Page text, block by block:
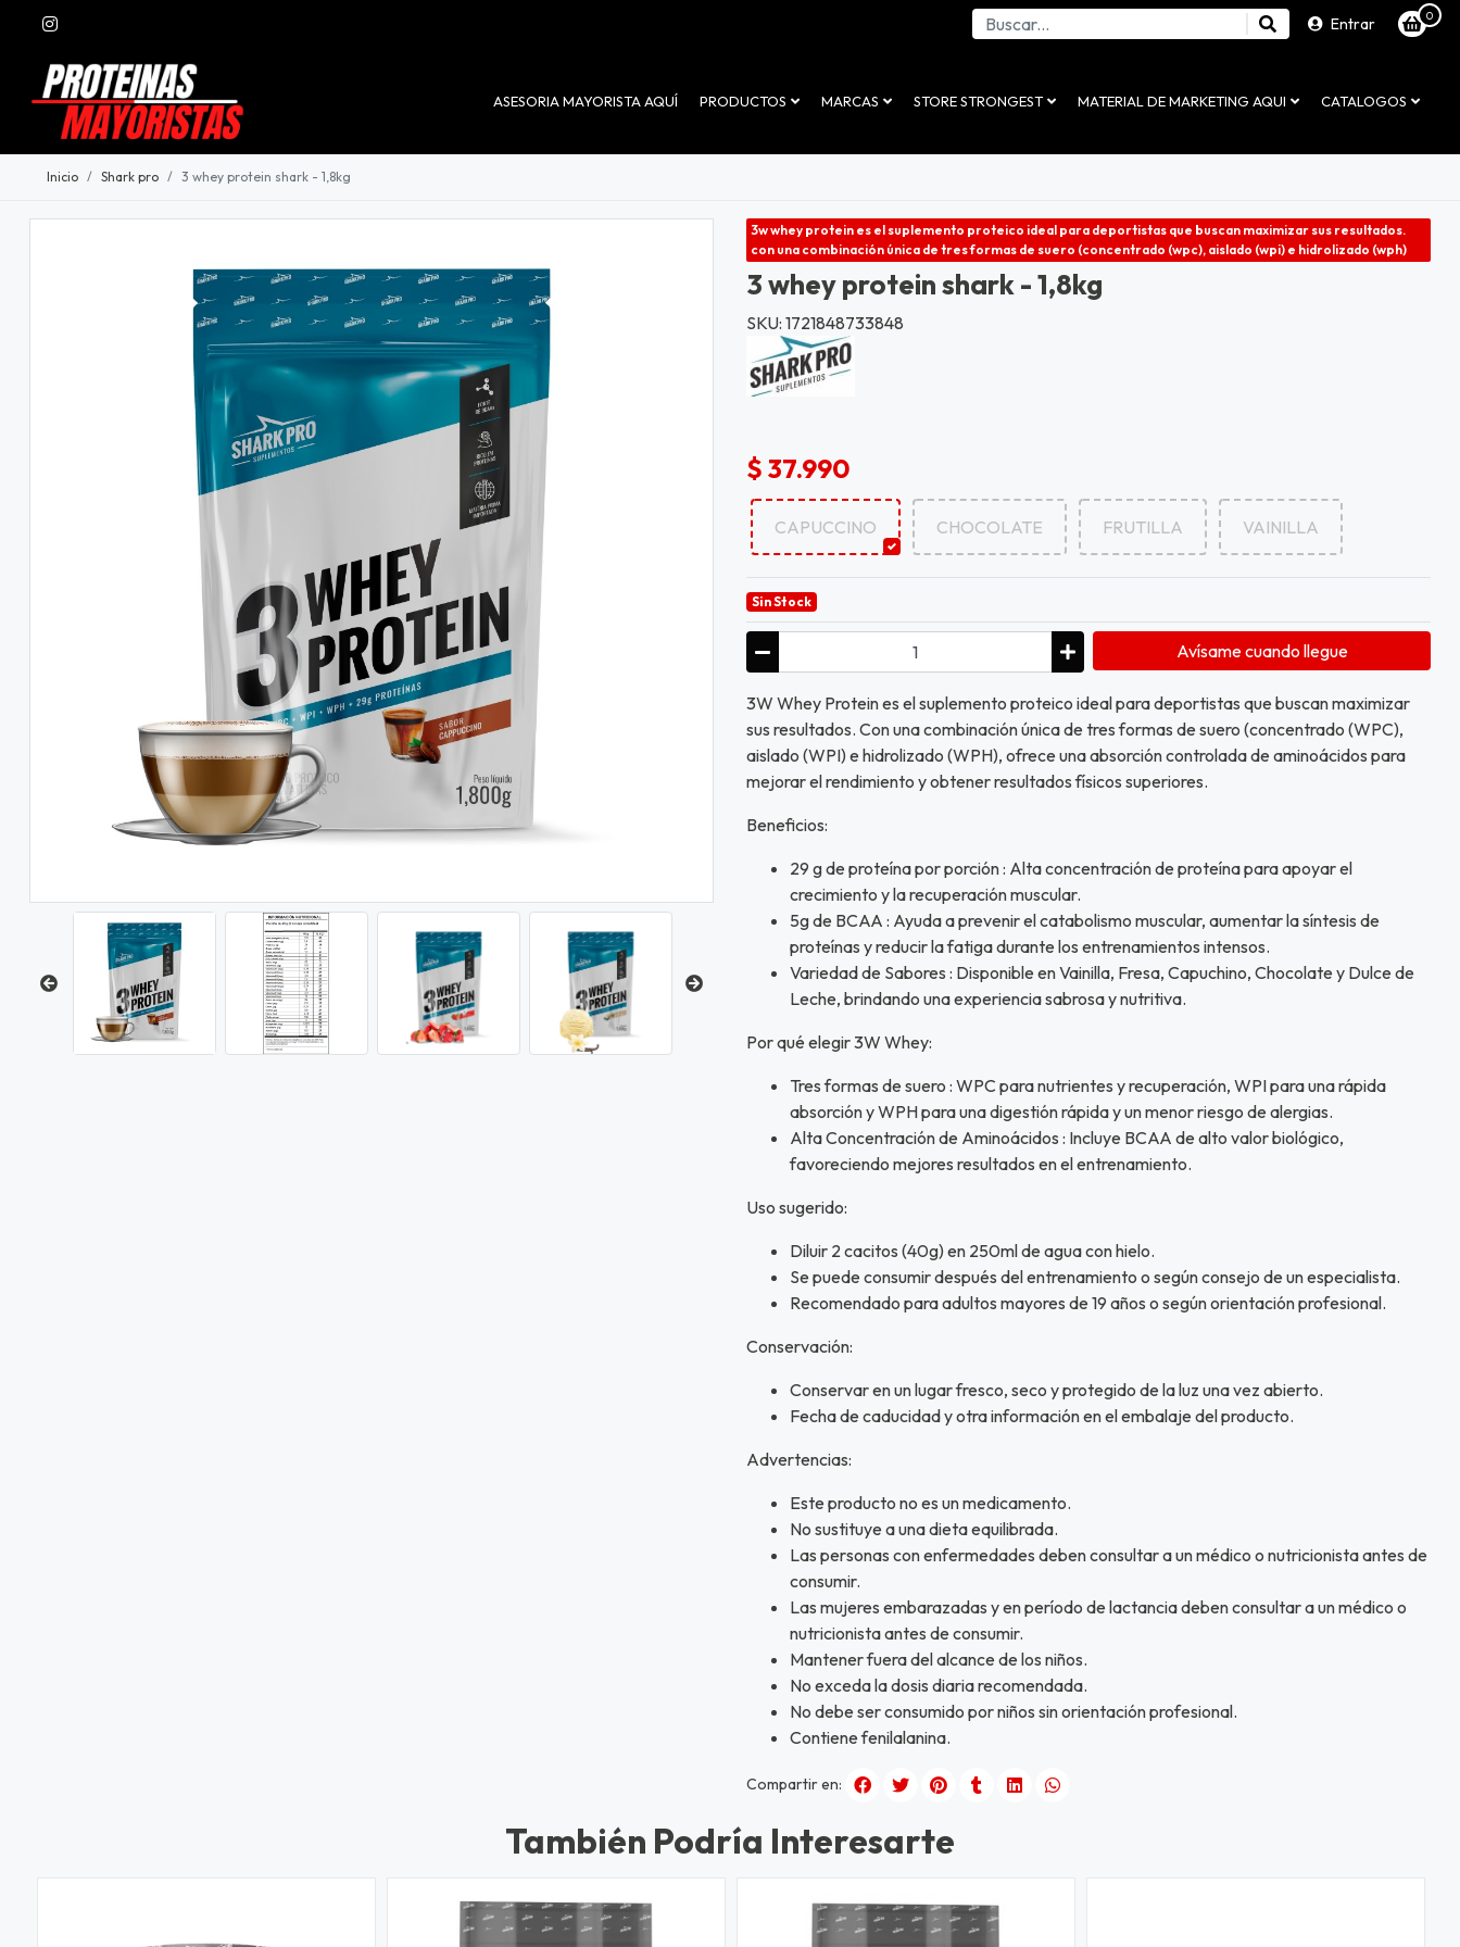
Entrar 0
ASESORIA MAYORISTA AQUÍ PRODUCTOS MARCAS STORE STRONGEST MATERIAL DE MARKETING AQUI CATALOGOS
Inicio Shark pro 3 whey protein shark - 1,8kg
3w whey protein es el suplemento proteico ideal para deportistas que buscan maximizar sus resultados.
con una combinación única de tres formas de suero (concentrado (wpc), aislado (wpi) e hidrolizado (wph)
3 whey protein shark - 1,8kg
SKU: 1721848733848
$ 37.990
CAPUCCINO CHOCOLATE FRUTILLA VAINILLA
Sin Stock
Avísame cuando llegue
3W Whey Protein es el suplemento proteico ideal para deportistas que buscan maximizar
sus resultados. Con una combinación única de tres formas de suero (concentrado (WPC),
aislado (WPI) e hidrolizado (WPH), ofrece una absorción controlada de aminoácidos para
mejorar el rendimiento y obtener resultados físicos superiores.
Beneficios:
29 g de proteína por porción : Alta concentración de proteína para apoyar el
crecimiento y la recuperación muscular.
5g de BCAA : Ayuda a prevenir el catabolismo muscular, aumentar la síntesis de
proteínas y reducir la fatiga durante los entrenamientos intensos.
Variedad de Sabores : Disponible en Vainilla, Fresa, Capuchino, Chocolate y Dulce de
Leche, brindando una experiencia sabrosa y nutritiva.
Por qué elegir 3W Whey:
Tres formas de suero : WPC para nutrientes y recuperación, WPI para una rápida
absorción y WPH para una digestión rápida y un menor riesgo de alergias.
Alta Concentración de Aminoácidos : Incluye BCAA de alto valor biológico,
favoreciendo mejores resultados en el entrenamiento.
Uso sugerido:
Diluir 2 cacitos (40g) en 250ml de agua con hielo.
Se puede consumir después del entrenamiento o según consejo de un especialista.
Recomendado para adultos mayores de 19 años o según orientación profesional.
Conservación:
Conservar en un lugar fresco, seco y protegido de la luz una vez abierto.
Fecha de caducidad y otra información en el embalaje del producto.
Advertencias:
Este producto no es un medicamento.
No sustituye a una dieta equilibrada.
Las personas con enfermedades deben consultar a un médico o nutricionista antes de
consumir.
Las mujeres embarazadas y en período de lactancia deben consultar a un médico o
nutricionista antes de consumir.
Mantener fuera del alcance de los niños.
No exceda la dosis diaria recomendada.
No debe ser consumido por niños sin orientación profesional.
Contiene fenilalanina.
Compartir en:
También Podría Interesarte